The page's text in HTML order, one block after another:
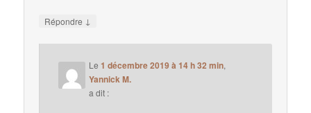
Répondre ↓
Le1 décembre 2019 à 14 h 32 min,
Yannick M.
a dit :